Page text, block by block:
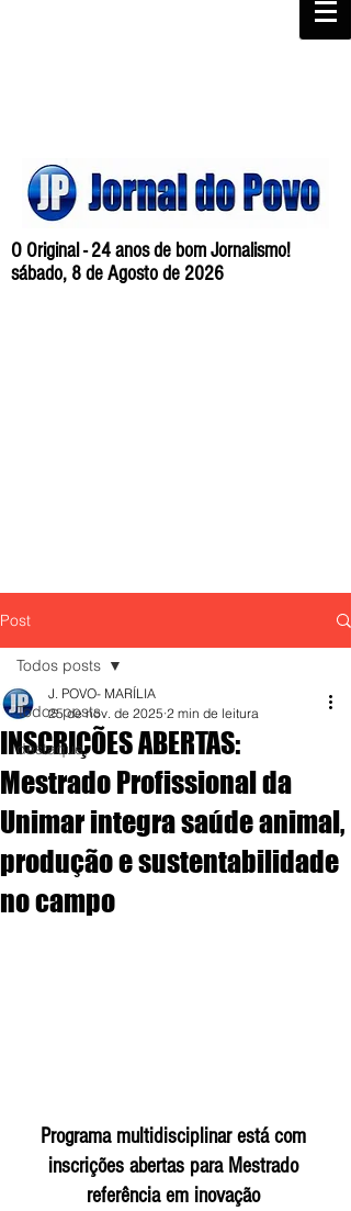
O Original - 24 anos de bom Jornalismo!
sábado, 8 de Agosto de 2026
Post
Todos posts
destaque,
Todos posts
INSCRIÇÕES ABERTAS:
Mestrado Profissional da
Unimar integra saúde animal,
produção e sustentabilidade
no campo
J. POVO- MARÍLIA
25 de nov. de 2025 2 min de leitura
Programa multidisciplinar está com
inscrições abertas para Mestrado
referência em inovação